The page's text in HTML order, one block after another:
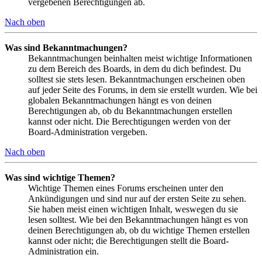
Nach oben
Was sind Bekanntmachungen?
Bekanntmachungen beinhalten meist wichtige Informationen
zu dem Bereich des Boards, in dem du dich befindest. Du
solltest sie stets lesen. Bekanntmachungen erscheinen oben
auf jeder Seite des Forums, in dem sie erstellt wurden. Wie bei
globalen Bekanntmachungen hängt es von deinen
Berechtigungen ab, ob du Bekanntmachungen erstellen
kannst oder nicht. Die Berechtigungen werden von der
Board-Administration vergeben.
Nach oben
Was sind wichtige Themen?
Wichtige Themen eines Forums erscheinen unter den
Ankündigungen und sind nur auf der ersten Seite zu sehen.
Sie haben meist einen wichtigen Inhalt, weswegen du sie
lesen solltest. Wie bei den Bekanntmachungen hängt es von
deinen Berechtigungen ab, ob du wichtige Themen erstellen
kannst oder nicht; die Berechtigungen stellt die Board-
Administration ein.